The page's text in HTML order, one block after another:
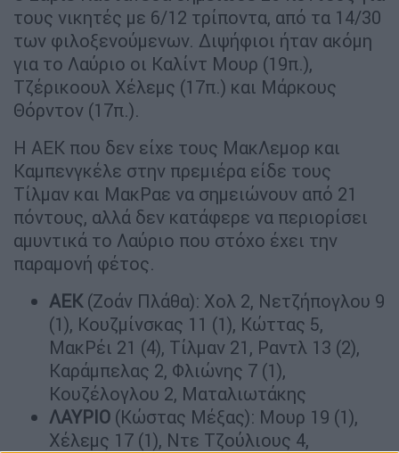
τους νικητές με 6/12 τρίποντα, από τα 14/30
των φιλοξενούμενων. Διψήφιοι ήταν ακόμη
για το Λαύριο οι Καλίντ Μουρ (19π.),
Τζέρικοουλ Χέλεμς (17π.) και Μάρκους
Θόρντον (17π.).
H AEK που δεν είχε τους ΜακΛεμορ και
Καμπενγκέλε στην πρεμιέρα είδε τους
Τίλμαν και ΜακΡαε να σημειώνουν από 21
πόντους, αλλά δεν κατάφερε να περιορίσει
αμυντικά το Λαύριο που στόχο έχει την
παραμονή φέτος.
ΑΕΚ(Ζοάν Πλάθα): Χολ 2, Νετζήπογλου 9
(1), Κουζμίνσκας 11 (1), Κώττας 5,
ΜακΡέι 21 (4), Τίλμαν 21, Ραντλ 13 (2),
Καράμπελας 2, Φλιώνης 7 (1),
Κουζέλογλου 2, Ματαλιωτάκης
ΛΑΥΡΙΟ (Κώστας Μέξας): Μουρ 19 (1),
Χέλεμς 17 (1), Ντε Τζούλιους 4,